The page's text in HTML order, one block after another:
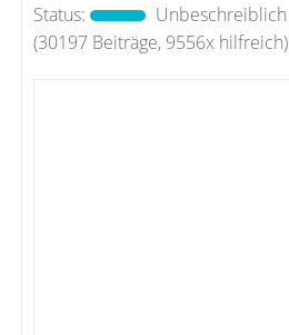
Status:
Unbeschreiblich
(30197 Beiträge, 9556x hilfreich)